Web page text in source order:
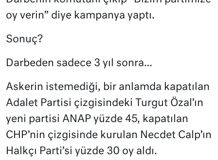
oy verin” diye kampanya yaptı.
Sonuç?
Darbeden sadece 3 yıl sonra…
Askerin istemediği, bir anlamda kapatılan
Adalet Partisi çizgisindeki Turgut Özal’ın
yeni partisi ANAP yüzde 45, kapatılan
CHP’nin çizgisinde kurulan Necdet Calp’ın
Halkçı Parti’si yüzde 30 oy aldı.